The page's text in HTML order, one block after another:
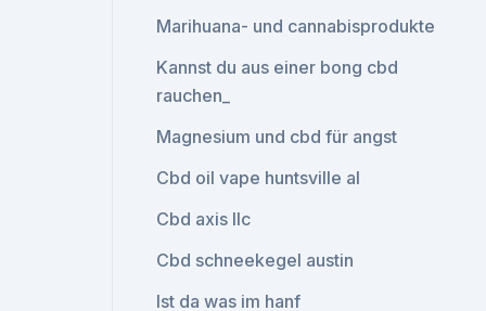
Marihuana- und cannabisprodukte
Kannst du aus einer bong cbd
rauchen_
Magnesium und cbd für angst
Cbd oil vape huntsville al
Cbd axis llc
Cbd schneekegel austin
Ist da was im hanf